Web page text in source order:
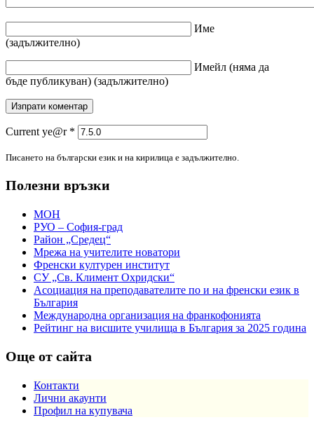
Име
(задължително)
Имейл (няма да
бъде публикуван) (задължително)
Current ye@r *
Писането на български език и на кирилица е задължително.
Полезни връзки
МОН
РУО – София-град
Район „Средец“
Мрежа на учителите новатори
Френски културен институт
СУ „Св. Климент Охридски“
Асоциация на преподавателите по и на френски език в
България
Международна организация на франкофонията
Рейтинг на висшите училища в България за 2025 година
Още от сайта
Контакти
Лични акаунти
Профил на купувача